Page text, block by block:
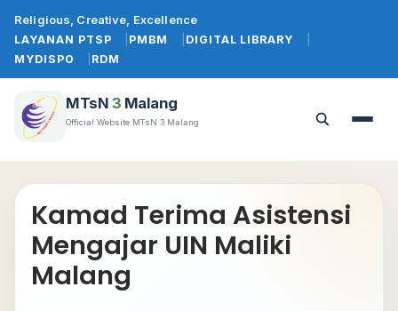
konten
Religious, Creative, Excellence
LAYANAN PTSP PMBM
DIGITAL LIBRARY
MYDISPO
RDM
MTsN 3 Malang
Official Website MTsN 3 Malang
Buka
Buka
Kamad Terima Asistensi
Mengajar UIN Maliki
Malang